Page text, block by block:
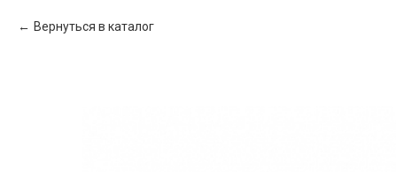
Вернуться в каталог